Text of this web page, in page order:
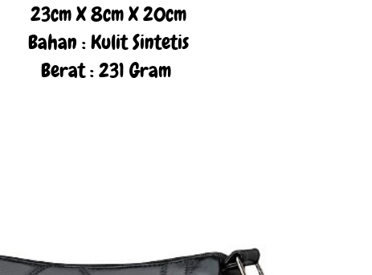
23cm X 8cm X 20cm
Bahan : Kulit Sintetis
Berat : 231 Gram